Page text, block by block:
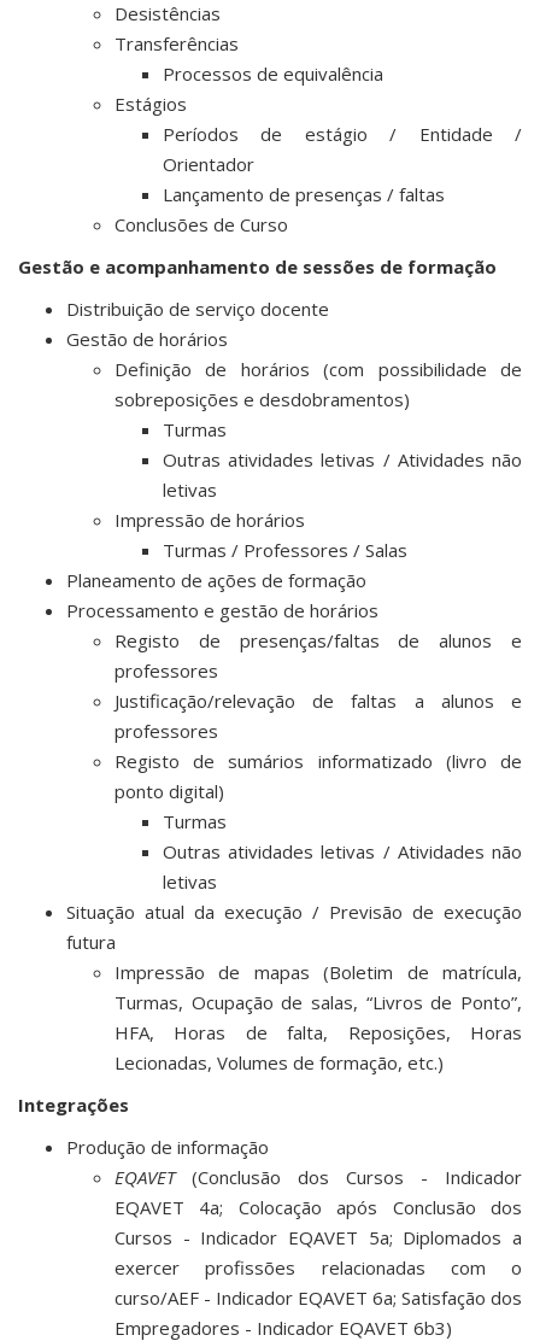
Desistências
Transferências
Processos de equivalência
Estágios
Períodos de estágio / Entidade /
Orientador
Lançamento de presenças / faltas
Conclusões de Curso
Gestão e acompanhamento de sessões de formação
Distribuição de serviço docente
Gestão de horários
Definição de horários (com possibilidade de
sobreposições e desdobramentos)
Turmas
Outras atividades letivas / Atividades não
letivas
Impressão de horários
Turmas / Professores / Salas
Planeamento de ações de formação
Processamento e gestão de horários
Registo de presenças/faltas de alunos e
professores
Justificação/relevação de faltas a alunos e
professores
Registo de sumários informatizado (livro de
ponto digital)
Turmas
Outras atividades letivas / Atividades não
letivas
Situação atual da execução / Previsão de execução
futura
Impressão de mapas (Boletim de matrícula,
Turmas, Ocupação de salas, “Livros de Ponto”,
HFA, Horas de falta, Reposições, Horas
Lecionadas, Volumes de formação, etc.)
Integrações
Produção de informação
EQAVET(Conclusão dos Cursos - Indicador
EQAVET 4a; Colocação após Conclusão dos
Cursos - Indicador EQAVET 5a; Diplomados a
exercer profissões relacionadas com o
curso/AEF - Indicador EQAVET 6a; Satisfação dos
Empregadores - Indicador EQAVET 6b3)